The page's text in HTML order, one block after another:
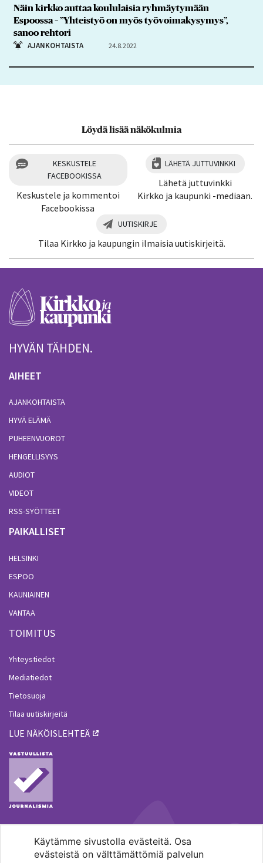
Käytämme sivustolla evästeitä. Osa
evästeistä on välttämättömiä palvelun
Näin kirkko auttaa koululaisia ryhmäytymään
Espoossa – ”Yhteistyö on myös työvoimakysymys”,
sanoo rehtori
AJANKOHTAISTA 24.8.2022
Löydä lisää näkökulmia
KESKUSTELE
FACEBOOKISSA
Keskustele ja kommentoi
Facebookissa
LÄHETÄ JUTTUVINKKI
Lähetä juttuvinkki
Kirkko ja kaupunki -mediaan.
UUTISKIRJE
Tilaa Kirkko ja kaupungin ilmaisia uutiskirjeitä.
HYVÄN TÄHDEN.
AIHEET
AJANKOHTAISTA
HYVÄ ELÄMÄ
PUHEENVUOROT
HENGELLISYYS
AUDIOT
VIDEOT
RSS-SYÖTTEET
PAIKALLISET
HELSINKI
ESPOO
KAUNIAINEN
VANTAA
TOIMITUS
Yhteystiedot
Mediatiedot
Tietosuoja
Tilaa uutiskirjeitä
LUE NÄKÖISLEHTEÄ
MENOHAKU